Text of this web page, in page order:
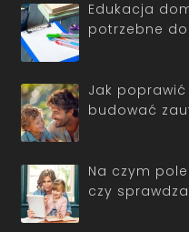
Edukacja
potrzebne
Jak
budować
Na czym
czy